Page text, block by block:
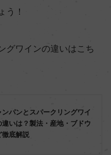
う！
グワインの違いはこち
ンパンとスパークリングワイ
違いは？製法・産地・ブドウ
徹底解説